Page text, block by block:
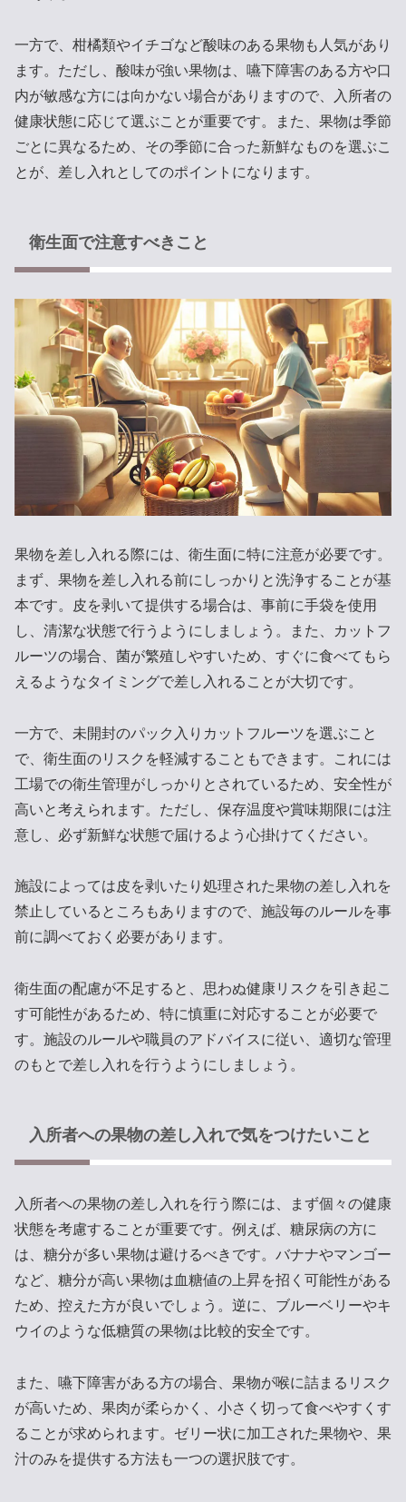
一方で、柑橘類やイチゴなど酸味のある果物も人気があり
ます。ただし、酸味が強い果物は、嚥下障害のある方や口
内が敏感な方には向かない場合がありますので、入所者の
健康状態に応じて選ぶことが重要です。また、果物は季節
ごとに異なるため、その季節に合った新鮮なものを選ぶこ
とが、差し入れとしてのポイントになります。
衛生面で注意すべきこと
果物を差し入れる際には、衛生面に特に注意が必要です。
まず、果物を差し入れる前にしっかりと洗浄することが基
本です。皮を剥いて提供する場合は、事前に手袋を使用
し、清潔な状態で行うようにしましょう。また、カットフ
ルーツの場合、菌が繁殖しやすいため、すぐに食べてもら
えるようなタイミングで差し入れることが大切です。
一方で、未開封のパック入りカットフルーツを選ぶこと
で、衛生面のリスクを軽減することもできます。これには
工場での衛生管理がしっかりとされているため、安全性が
高いと考えられます。ただし、保存温度や賞味期限には注
意し、必ず新鮮な状態で届けるよう心掛けてください。
施設によっては皮を剥いたり処理された果物の差し入れを
禁止しているところもありますので、施設毎のルールを事
前に調べておく必要があります。
衛生面の配慮が不足すると、思わぬ健康リスクを引き起こ
す可能性があるため、特に慎重に対応することが必要で
す。施設のルールや職員のアドバイスに従い、適切な管理
のもとで差し入れを行うようにしましょう。
入所者への果物の差し入れで気をつけたいこと
入所者への果物の差し入れを行う際には、まず個々の健康
状態を考慮することが重要です。例えば、糖尿病の方に
は、糖分が多い果物は避けるべきです。バナナやマンゴー
など、糖分が高い果物は血糖値の上昇を招く可能性がある
ため、控えた方が良いでしょう。逆に、ブルーベリーやキ
ウイのような低糖質の果物は比較的安全です。
また、嚥下障害がある方の場合、果物が喉に詰まるリスク
が高いため、果肉が柔らかく、小さく切って食べやすくす
ることが求められます。ゼリー状に加工された果物や、果
汁のみを提供する方法も一つの選択肢です。